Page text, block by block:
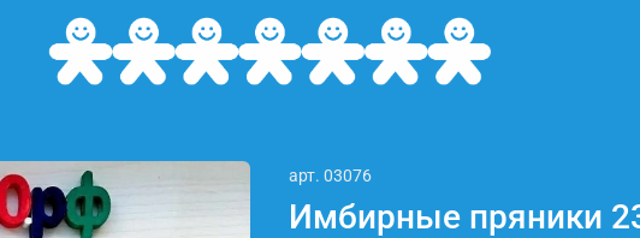
арт. 03076
Имбирные пряники